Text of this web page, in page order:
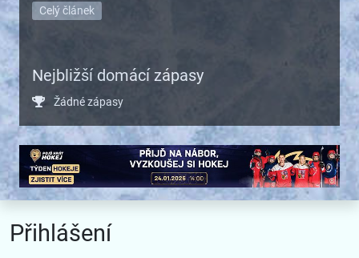
Celý článek
Nejbližší domácí zápasy
Žádné zápasy
Přihlášení